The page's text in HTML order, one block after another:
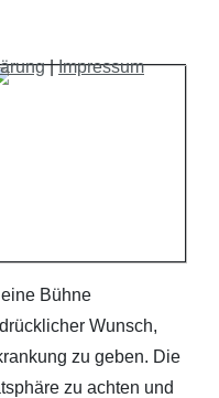
Bühne
Wunsch,
zu geben. Die
zu achten und
|Impressum